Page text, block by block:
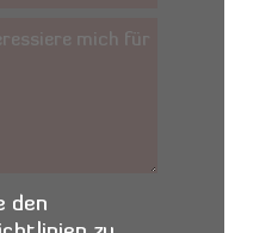
den